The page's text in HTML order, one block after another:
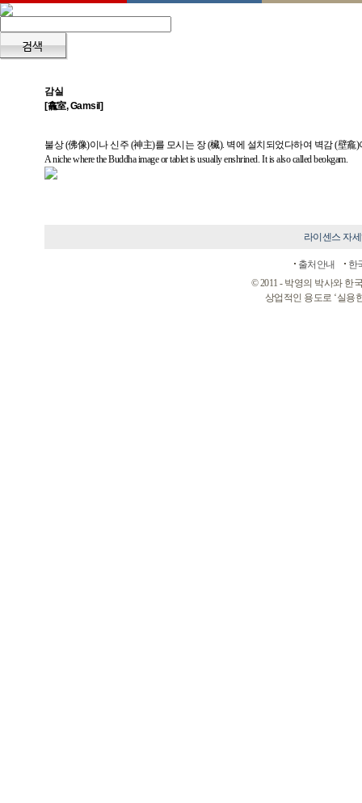
감실
[龕室, Gamsil]
불상 (佛像)이나 신주 (神主)를 모시는 장 (欌). 벽에 설치되었다하여 벽감 (壁龕
A niche where the Buddha image or tablet is usually enshrined. It is also called beokgam.
라이센스 자
출처안내
한
© 2011 - 박영의 박사와 한
상업적인 용도로 ‘실용